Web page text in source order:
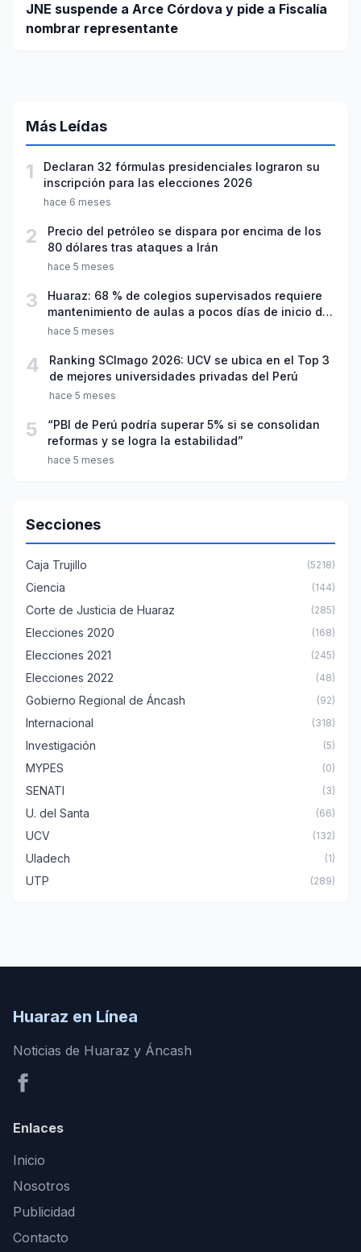
JNE suspende a Arce Córdova y pide a Fiscalía
nombrar representante
Más Leídas
1
Declaran 32 fórmulas presidenciales lograron su
inscripción para las elecciones 2026
hace 6 meses
2
Precio del petróleo se dispara por encima de los
80 dólares tras ataques a Irán
hace 5 meses
3
Huaraz: 68 % de colegios supervisados requiere
mantenimiento de aulas a pocos días de inicio del
año escolar 2026
hace 5 meses
4
Ranking SCImago 2026: UCV se ubica en el Top 3
de mejores universidades privadas del Perú
hace 5 meses
5
“PBI de Perú podría superar 5% si se consolidan
reformas y se logra la estabilidad”
hace 5 meses
Secciones
Caja Trujillo (5218)
Ciencia (144)
Corte de Justicia de Huaraz (285)
Elecciones 2020 (168)
Elecciones 2021 (245)
Elecciones 2022 (48)
Gobierno Regional de Áncash (92)
Internacional (318)
Investigación (5)
MYPES (0)
SENATI (3)
U. del Santa (66)
UCV (132)
Uladech (1)
UTP (289)
Huaraz en Línea
Noticias de Huaraz y Áncash
Enlaces
Inicio
Nosotros
Publicidad
Contacto